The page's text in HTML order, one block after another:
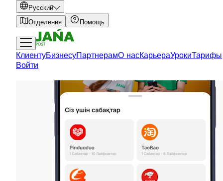
Русский
Отделения
Помощь
КлиентуБизнесуПартнерамО насКарьераУрокиТарифы
Войти